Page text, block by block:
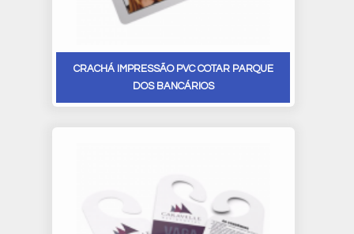
CRACHÁ IMPRESSÃO PVC COTAR PARQUE
DOS BANCÁRIOS